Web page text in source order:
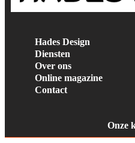
Hades Design
Diensten
Over ons
Online magazine
Contact
Onze